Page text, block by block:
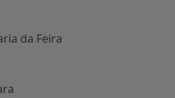
da Feira